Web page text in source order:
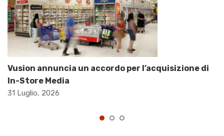
Vusion annuncia un accordo per l’acquisizione di
In-Store Media
31 Luglio, 2026